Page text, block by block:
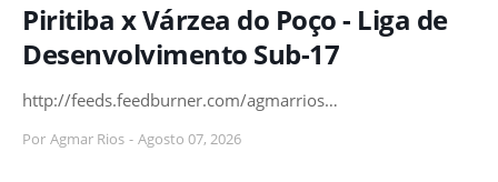
Piritiba x Várzea do Poço - Liga de
Desenvolvimento Sub-17
http://feeds.feedburner.com/agmarrios…
Por Agmar Rios - Agosto 07, 2026